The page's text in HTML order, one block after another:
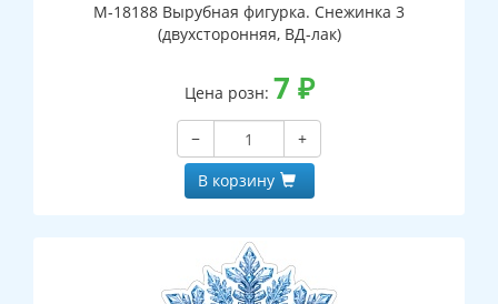
М-18188 Вырубная фигурка. Снежинка 3
(двухсторонняя, ВД-лак)
Цена розн: 7 ₽
−
+
В корзину